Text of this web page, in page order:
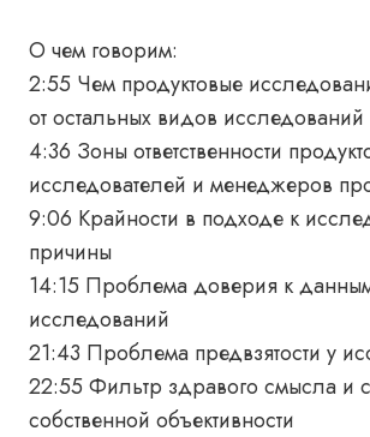
О чем говорим:
2:55 Чем продуктовые
от остальных видов исследований
4:36 Зоны ответственности
исследователей и менеджеров
9:06 Крайности в подходе к
причины
14:15 Проблема доверия к
исследований
21:43 Проблема предвзятости у
22:55 Фильтр здравого смысла и
собственной объективности